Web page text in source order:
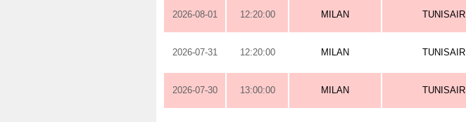
2026-08-01 12:20:00 MILAN TUNISAIR
2026-07-31 12:20:00 MILAN TUNISAIR
2026-07-30 13:00:00 MILAN TUNISAIR